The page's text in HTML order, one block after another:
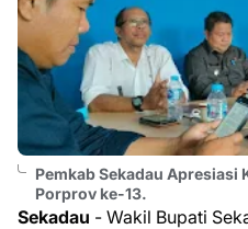
Pemkab Sekadau Apresiasi
Porprov ke-13.
Sekadau - Wakil Bupati